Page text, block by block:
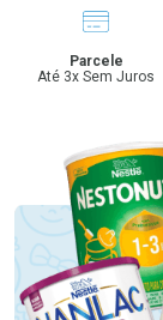
Parcele
Até 3x Sem Juros